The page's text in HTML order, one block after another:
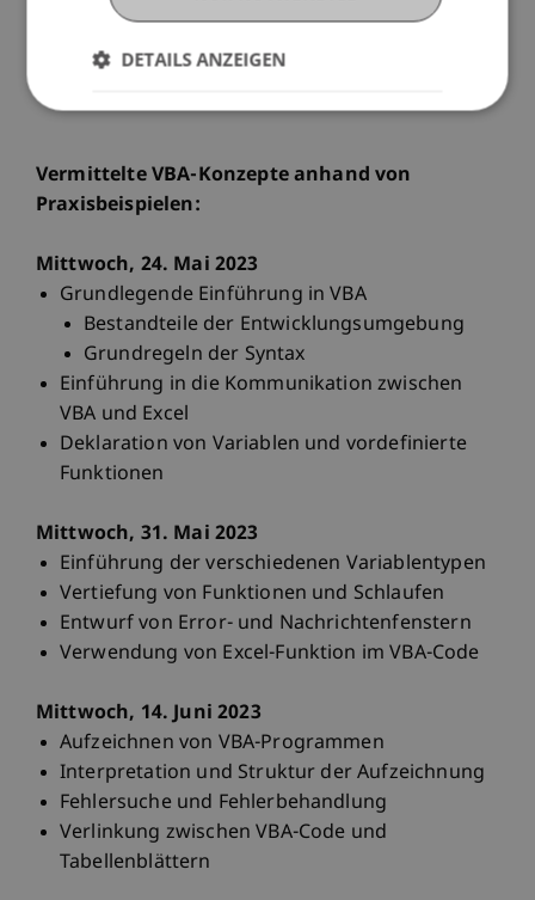
persönliche Anwendung sowie ein sofortiges
Einsetzen des Erlernten im Berufsleben zu
Vermittelte VBA-Konzepte anhand von
Praxisbeispielen:
Mittwoch, 24. Mai 2023
Grundlegende Einführung in VBA
Bestandteile der Entwicklungsumgebung
Grundregeln der Syntax
Einführung in die Kommunikation zwischen
VBA und Excel
Deklaration von Variablen und vordefinierte
Funktionen
Mittwoch, 31. Mai 2023
Einführung der verschiedenen Variablentypen
Vertiefung von Funktionen und Schlaufen
Entwurf von Error- und Nachrichtenfenstern
Verwendung von Excel-Funktion im VBA-Code
Mittwoch, 14. Juni 2023
Aufzeichnen von VBA-Programmen
Interpretation und Struktur der Aufzeichnung
Fehlersuche und Fehlerbehandlung
Verlinkung zwischen VBA-Code und
Tabellenblättern
DETAILS ANZEIGEN